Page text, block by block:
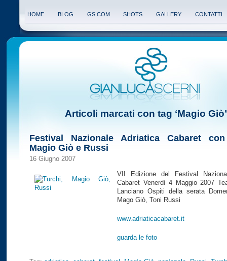
HOME BLOG GS.COM SHOTS GALLERY CONTATTI
Articoli marcati con tag ‘Magio Giò’
Festival Nazionale Adriatica Cabaret
Magio Giò e Russi
16 Giugno 2007
VII Edizione del Festival
Cabaret Venerdì 4 Maggio 2007
Lanciano Ospiti della serata
Mago Giò, Toni Russi
www.adriaticacabaret.it
guarda le foto